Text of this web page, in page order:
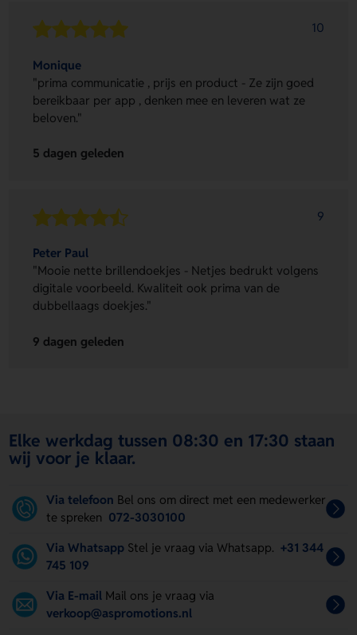
10
Monique
"prima communicatie , prijs en product - Ze zijn goed
bereikbaar per app , denken mee en leveren wat ze
beloven."
5 dagen geleden
9
Peter Paul
"Mooie nette brillendoekjes - Netjes bedrukt volgens
digitale voorbeeld. Kwaliteit ook prima van de
dubbellaags doekjes."
9 dagen geleden
Elke werkdag tussen 08:30 en 17:30 staan
wij voor je klaar.
Via telefoon Bel ons om direct met een medewerker
te spreken 072-3030100
Via Whatsapp Stel je vraag via Whatsapp. +31 344
745 109
Via E-mail Mail ons je vraag via
verkoop@aspromotions.nl